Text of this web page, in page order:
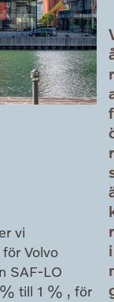
vi
Volvo
SAF-LO
till 1 % , för
r
f
r
r
i